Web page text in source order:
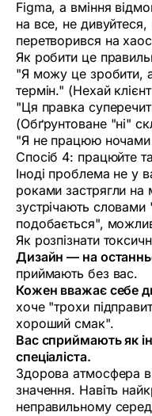
Figma, а вміння
на все, не
перетворився на
Як робити це
"Я можу це зробити,
термін." (Нехай
"Ця правка
(Обґрунтоване "ні"
"Я не працюю ночами
Спосіб 4: працюйте
Іноді проблема не у
роками застрягли на
зустрічають словами
подобається",
Як розпізнати
Дизайн — на
приймають без вас.
Кожен вважає себе
хоче "трохи
хороший смак".
Вас сприймають як
спеціаліста.
Здорова атмосфера
значення. Навіть
неправильному